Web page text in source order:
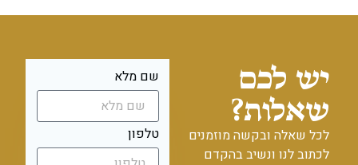
יש לכם
שאלות?
לכל שאלה ובקשה מוזמנים
לכתוב לנו ונשיב בהקדם
שם מלא
טלפון